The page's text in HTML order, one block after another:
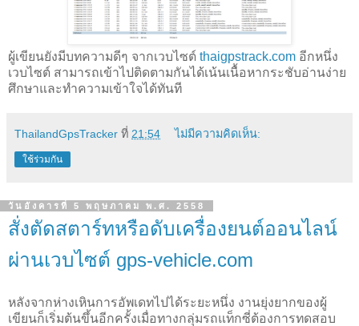
ผู้เขียนยังมีบทความดีๆ จากเวบไซต์ thaigpstrack.com อีกหนึ่ง
เวบไซต์ สามารถเข้าไปติดตามกันได้เน้นเนื้อหากระชับอ่านง่าย
ศึกษาและทำความเข้าใจได้ทันที
ThailandGpsTracker ที่ 21:54 ไม่มีความคิดเห็น:
ใช้ร่วมกัน
วันอังคารที่ 5 พฤษภาคม พ.ศ. 2558
สั่งตัดสตาร์ทหรือดับเครื่องยนต์ออนไลน์
ผ่านเวบไซต์ gps-vehicle.com
หลังจากห่างเหินการอัพเดทไปได้ระยะหนึ่ง งานยุ่งยากของผู้
เขียนก็เริ่มต้นขึ้นอีกครั้งเมื่อทางกลุ่มรถแท็กซี่ต้องการทดสอบ